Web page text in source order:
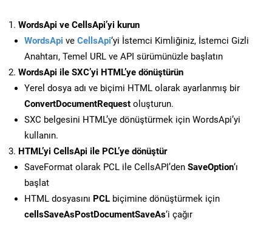
WordsApi ve CellsApi’yi kurun
WordsApi ve CellsApi‘yi İstemci Kimliğiniz, İstemci Gizli
Anahtarı, Temel URL ve API sürümünüzle başlatın
WordsApi ile SXC’yi HTML’ye dönüştürün
Yerel dosya adı ve biçimi HTML olarak ayarlanmış bir
ConvertDocumentRequest oluşturun.
SXC belgesini HTML’ye dönüştürmek için WordsApi’yi
kullanın.
HTML’yi CellsApi ile PCL’ye dönüştür
SaveFormat olarak PCL ile CellsAPI’den SaveOption‘ı
başlat
HTML dosyasını PCL biçimine dönüştürmek için
cellsSaveAsPostDocumentSaveAs‘i çağır